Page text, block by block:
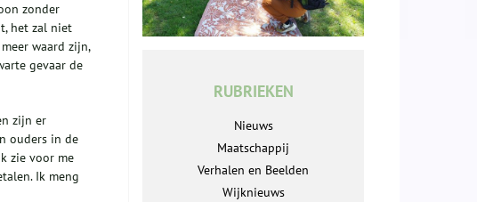
zonder
het zal niet
waard zijn,
gevaar de
zijn er
ouders in de
zie voor me
Ik meng
RUBRIEKEN
Nieuws
Maatschappij
Verhalen en Beelden
Wijknieuws